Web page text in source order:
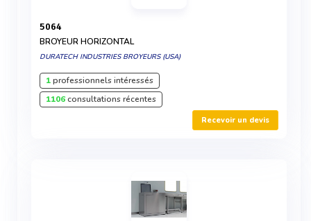
5064
BROYEUR HORIZONTAL
DURATECH INDUSTRIES BROYEURS (USA)
1professionnels intéressés
1106consultations récentes
Recevoir un devis